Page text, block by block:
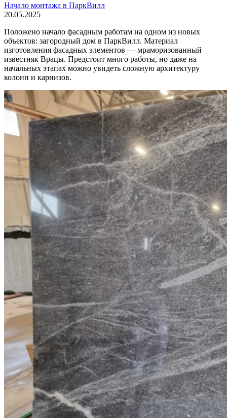
Начало монтажа в ПаркВилл
20.05.2025
Положено начало фасадным работам на одном из новых
объектов: загородный дом в ПаркВилл. Материал
изготовления фасадных элементов — мраморизованный
известняк Врацы. Предстоит много работы, но даже на
начальных этапах можно увидеть сложную архитектуру
колонн и карнизов.